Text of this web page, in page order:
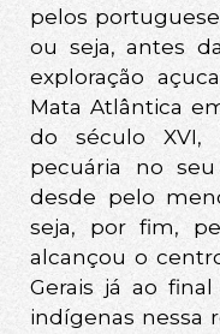
pelos
ou seja, antes
exploração
Mata Atlântica
do século XVI,
pecuária no
desde pelo
seja, por fim,
alcançou o
Gerais já ao
indígenas nessa